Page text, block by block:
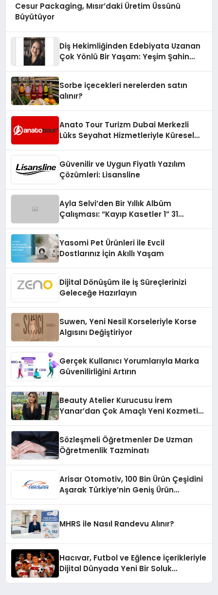
Cesur Packaging, Mısır’daki Üretim Üssünü
Büyütüyor
Diş Hekimliğinden Edebiyata Uzanan
Çok Yönlü Bir Yaşam: Yeşim Şahin
Sorbe içecekleri nerelerden satın
alınır?
Anato Tour Turizm Dubai Merkezli
Lüks Seyahat Hizmetleriyle Küresel
Güvenilir ve Uygun Fiyatlı Yazılım
Çözümleri: Lisansline
Ayla Selvi’den Bir Yıllık Albüm
Çalışması: “Kayıp Kasetler 1” 31
Yasomi Pet Ürünleri ile Evcil
Dostlarınız İçin Akıllı Yaşam
Dijital Dönüşüm ile İş Süreçlerinizi
Geleceğe Hazırlayın
Suwen, Yeni Nesil Korseleriyle Korse
Algısını Değiştiriyor
Gerçek Kullanıcı Yorumlarıyla Marka
Güvenilirliğini Artırın
Beauty Atelier Kurucusu İrem
Yanar’dan Çok Amaçlı Yeni Kozmetik
Sözleşmeli Öğretmenler De Uzman
Öğretmenlik Tazminatı
Arisar Otomotiv, 100 Bin Ürün Çeşidini
Aşarak Türkiye’nin Geniş Ürün
MHRS ile Nasıl Randevu Alınır?
Hacıvar, Futbol ve Eğlence İçerikleriyle
Dijital Dünyada Yeni Bir Soluk